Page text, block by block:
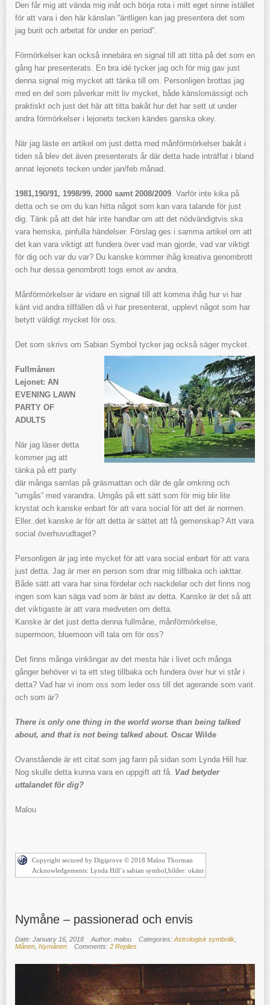
Den får mig att vända mig inåt och börja rota i mitt eget sinne istället
för att vara i den här känslan “äntligen kan jag presentera det som
jag burit och arbetat för under en period”.
Förmörkelser kan också innebära en signal till att titta på det som en
gång har presenterats. En bra idé tycker jag och för mig gav just
denna signal mig mycket att tänka till om. Personligen brottas jag
med en del som påverkar mitt liv mycket, både känslomässigt och
praktiskt och just det här att titta bakåt hur det har sett ut under
andra förmörkelser i lejonets tecken kändes ganska okey.
När jag läste en artikel om just detta med månförmörkelser bakåt i
tiden så blev det även presenterats år där detta hade inträffat i bland
annat lejonets tecken under jan/feb månad.
1981,190/91, 1998/99, 2000 samt 2008/2009. Varför inte kika på
detta och se om du kan hitta något som kan vara talande för just
dig. Tänk på att det här inte handlar om att det nödvändigtvis ska
vara hemska, pinfulla händelser. Förslag ges i samma artikel om att
det kan vara viktigt att fundera över vad man gjorde, vad var viktigt
för dig och var du var? Du kanske kommer ihåg kreativa genombrott
och hur dessa genombrott togs emot av andra.
Månförmörkelser är vidare en signal till att komma ihåg hur vi har
känt vid andra tillfällen då vi har presenterat, upplevt något som har
betytt väldigt mycket för oss.
Det som skrivs om Sabian Symbol tycker jag också säger mycket.
Fullmånen
Lejonet: AN
EVENING LAWN
PARTY OF
ADULTS
När jag läser detta
kommer jag att
tänka på ett party
där många samlas på gräsmattan och där de går omkring och
“umgås” med varandra. Umgås på ett sätt som för mig blir lite
krystat och kanske enbart för att vara social för att det är normen.
Eller..det kanske är för att detta är sättet att få gemenskap? Att vara
social överhuvudtaget?
Personligen är jag inte mycket för att vara social enbart för att vara
just detta. Jag är mer en person som drar mig tillbaka och iakttar.
Både sätt att vara har sina fördelar och nackdelar och det finns nog
ingen som kan säga vad som är bäst av detta. Kanske är det så att
det viktigaste är att vara medveten om detta.
Kanske är det just detta denna fullmåne, månförmörkelse,
supermoon, bluemoon vill tala om för oss?
Det finns många vinklingar av det mesta här i livet och många
gånger behöver vi ta ett steg tillbaka och fundera över hur vi står i
detta? Vad har vi inom oss som leder oss till det agerande som varit
och som är?
There is only one thing in the world worse than being talked
about, and that is not being talked about. Oscar Wilde
Ovanstående är ett citat som jag fann på sidan som Lynda Hill har.
Nog skulle detta kunna vara en uppgift att få. Vad betyder
uttalandet för dig?
Malou
Copyright secured by Digiprove © 2018 Malou Thorman
Acknowledgements: Lynda Hill´s sabian symbol,bilder: okänt
Nymåne – passionerad och envis
Date: January 16, 2018 Author: malou Categories: Astrologisk symbolik
Månen Nymånen Comments: 2 Replies